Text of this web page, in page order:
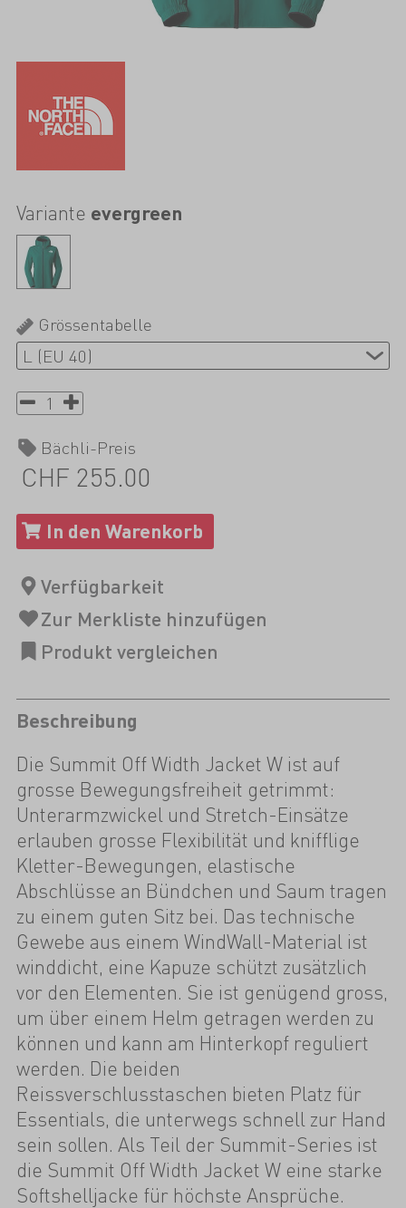
Variante evergreen
Grössentabelle
Bächli-Preis
CHF 255.00
Beschreibung
Die Summit Off Width Jacket W ist auf
grosse Bewegungsfreiheit getrimmt:
Unterarmzwickel und Stretch-Einsätze
erlauben grosse Flexibilität und knifflige
Kletter-Bewegungen, elastische
Abschlüsse an Bündchen und Saum tragen
zu einem guten Sitz bei. Das technische
Gewebe aus einem WindWall-Material ist
winddicht, eine Kapuze schützt zusätzlich
vor den Elementen. Sie ist genügend gross,
um über einem Helm getragen werden zu
können und kann am Hinterkopf reguliert
werden. Die beiden
Reissverschlusstaschen bieten Platz für
Essentials, die unterwegs schnell zur Hand
sein sollen. Als Teil der Summit-Series ist
die Summit Off Width Jacket W eine starke
Softshelljacke für höchste Ansprüche.